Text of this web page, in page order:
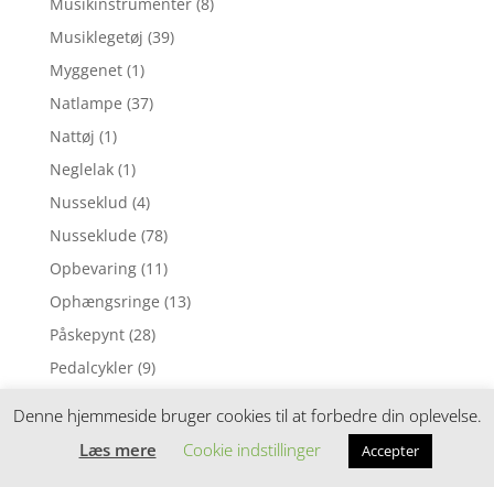
Musiklegetøj (39)
Myggenet (1)
Natlampe (37)
Nattøj (1)
Neglelak (1)
Nusseklud (4)
Nusseklude (78)
Opbevaring (11)
Ophængsringe (13)
Påskepynt (28)
Pedalcykler (9)
Perler
Denne hjemmeside bruger cookies til at forbedre din oplevelse.
Læs mere
Cookie indstillinger Accepter